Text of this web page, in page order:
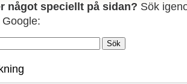
något speciellt på sidan? Sök